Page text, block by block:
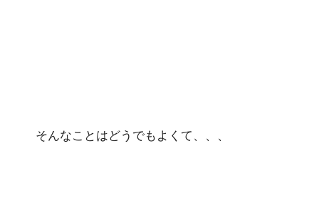
そんなことはどうでもよくて、、、